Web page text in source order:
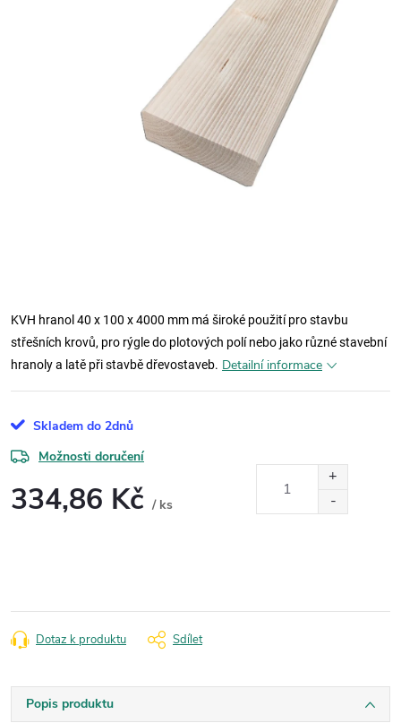
KVH hranol 40 x 100 x 4000 mm má široké použití pro stavbu
střešních krovů, pro rýgle do plotových polí nebo jako různé stavební
hranoly a latě při stavbě dřevostaveb. Detailní informace
Skladem do 2dnů
Možnosti doručení
334,86 Kč / ks
Dotaz k produktu Sdílet
Popis produktu